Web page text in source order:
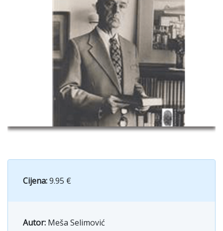
Cijena:9.95 €
Autor: Meša Selimović